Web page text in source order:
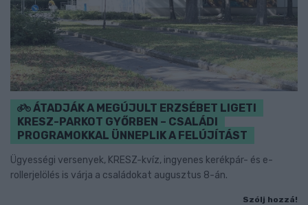
ÁTADJÁK A MEGÚJULT ERZSÉBET LIGETI
KRESZ-PARKOT GYŐRBEN – CSALÁDI
PROGRAMOKKAL ÜNNEPLIK A FELÚJÍTÁST
Ügyességi versenyek, KRESZ-kvíz, ingyenes kerékpár- és e-
rollerjelölés is várja a családokat augusztus 8-án.
Szólj hozzá!